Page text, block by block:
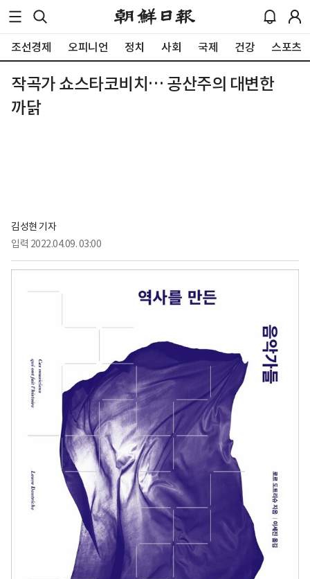
조선경제 오피니언 정치 사회 국제 건강 스포츠
작곡가 쇼스타코비치… 공산주의 대변한
까닭
김성현 기자
입력 2022.04.09. 03:00